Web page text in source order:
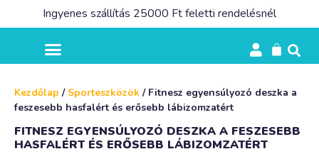
Ingyenes szállítás 25000 Ft feletti rendelésnél
Kezdőlap / Sporteszközök / Fitnesz egyensúlyozó deszka a
feszesebb hasfalért és erősebb lábizomzatért
FITNESZ EGYENSÚLYOZÓ DESZKA A FESZESEBB
HASFALÉRT ÉS ERŐSEBB LÁBIZOMZATÉRT